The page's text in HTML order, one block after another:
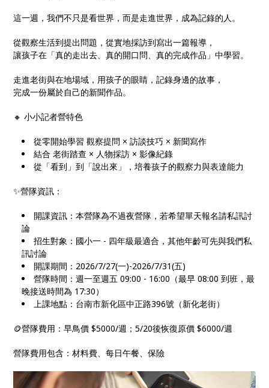
這一週，我們不只是看世界，而是走進世界，成為記錄的人。
從觀察生活到提出問題，從實地採訪到寫出一篇報導，
讓孩子在「真的走出去、真的開口問、真的完成作品」中學習。
走進老街與在地場域，用孩子的眼睛，記錄身邊的故事，
完成一份屬於自己的新聞作品。
🔸 小小記者營特色
從零開始學習 觀察提問 × 訪談技巧 × 新聞寫作
結合 老街踏查 × 人物採訪 × 影像紀錄
從「看到」到「說出來」，培養孩子的觀察力與表達能力
✨營隊資訊：
開課資訊：本營隊為不過夜營隊，若希望單天報名請私訊討
論
招生對象：國小一 - 四年級最適合，其他年齡可先與我們私
訊討論
開課期間：2026/7/27(一)-2026/7/31(五)
營隊時間：週一至週五 09:00 - 16:00（最早 08:00 到班，最
晚接送時間為 17:30）
上課地點：台南市新化區中正路396號（新化老街）
🪙營隊費用：早鳥價 $5000/週；5/20後恢復原價 $6000/週
營隊費用包含：材料費、每日午餐、保險